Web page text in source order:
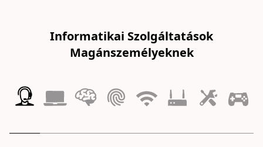
Informatikai Szolgáltatások
Magánszemélyeknek